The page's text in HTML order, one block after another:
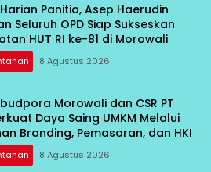
Panitia, Asep Haerudin
Seluruh OPD Siap Sukseskan
HUT RI ke-81 di Morowali
8 Agustus 2026
Morowali dan CSR PT
Daya Saing UMKM Melalui
Branding, Pemasaran, dan HKI
8 Agustus 2026